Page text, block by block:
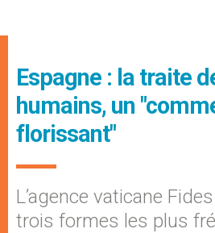
Espagne : la traite
humains, un
florissant"
L’agence vaticane
trois formes les plus